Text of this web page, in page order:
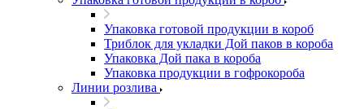
Упаковка готовой продукции в короб
Триблок для укладки Дой паков в короба
Упаковка Дой пака в короба
Упаковка продукции в гофрокороба
Линии розлива